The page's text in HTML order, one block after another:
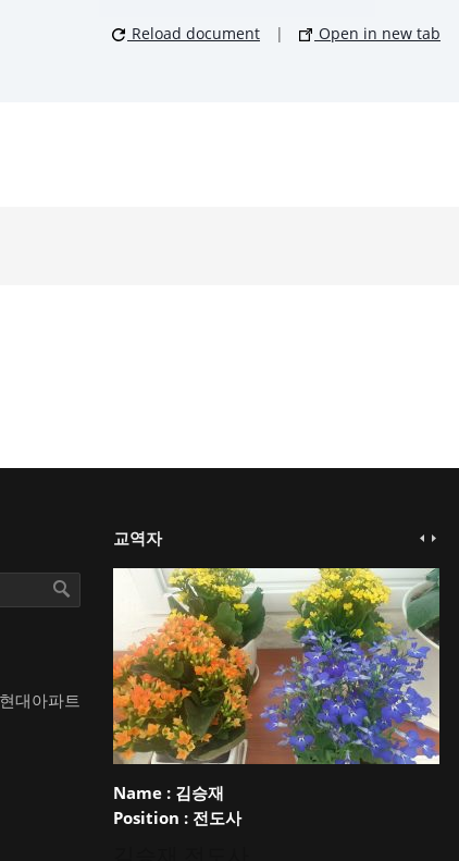
Reload document | Open in new tab
대아파트
교역자
Name :김승재
Position :전도사